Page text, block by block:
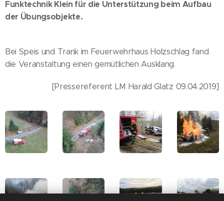
Funktechnik Klein für die Unterstützung beim Aufbau
der Übungsobjekte.
Bei Speis und Trank im Feuerwehrhaus Holzschlag fand
die Veranstaltung einen gemütlichen Ausklang.
[Pressereferent LM Harald Glatz 09.04.2019]